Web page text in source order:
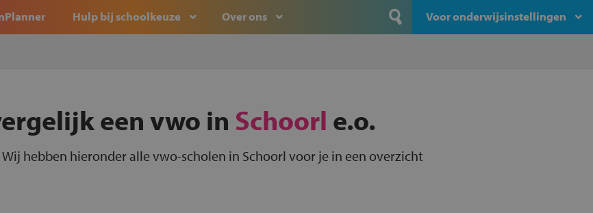
Hulp bij schoolkeuze Over ons Voor onderwijsinstellingen
een vwo in Schoorl e.o.
hebben hieronder alle vwo-scholen in Schoorl voor je in een overzicht